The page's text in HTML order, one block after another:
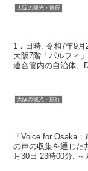
大阪の観光・旅行
1．日時. 令和7年9
大阪7階「パルフィ
連合管内の自治体、
大阪の観光・旅行
「Voice for Osaka
の声の収集を通じた
月30日 23時00分.